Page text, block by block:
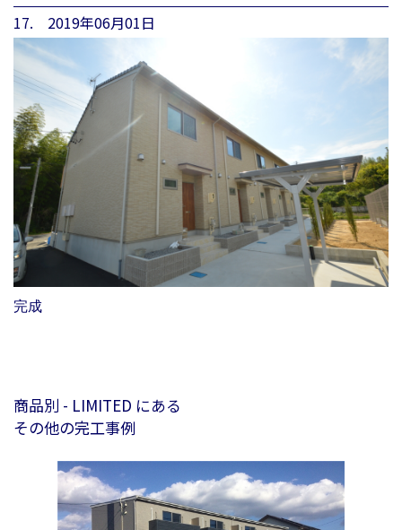
17. 2019年06月01日
完成
商品別 - LIMITED にある
その他の完工事例